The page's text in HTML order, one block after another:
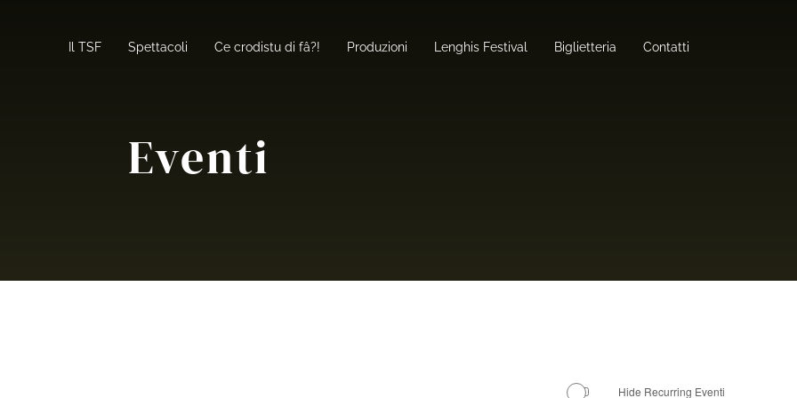
Il TSF Spettacoli Ce crodistu di fâ?! Produzioni Lenghis Festival Biglietteria Contatti
Eventi
Hide Recurring Eventi